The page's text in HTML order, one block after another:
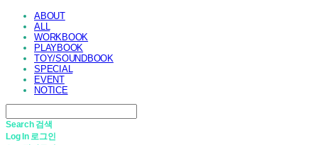
ABOUT
ALL
WORKBOOK
PLAYBOOK
TOY/SOUNDBOOK
SPECIAL
EVENT
NOTICE
Search 검색
Log In 로그인